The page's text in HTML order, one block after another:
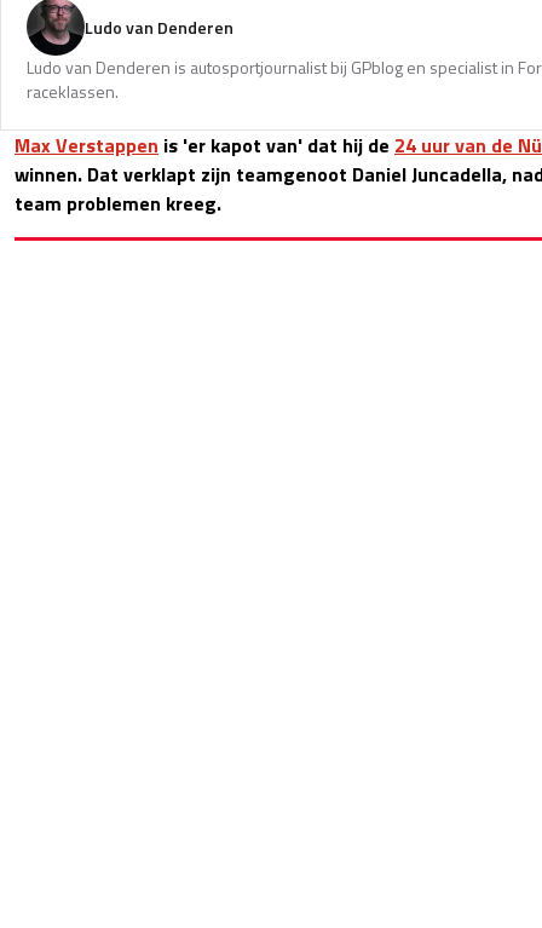
Ludo van Denderen
Ludo van Denderen is autosportjournalist bij GPblog en specialist in
raceklassen.
Max Verstappen is 'er kapot van' dat hij de 24 uur van de
winnen. Dat verklapt zijn teamgenoot Daniel Juncadella,
team problemen kreeg.